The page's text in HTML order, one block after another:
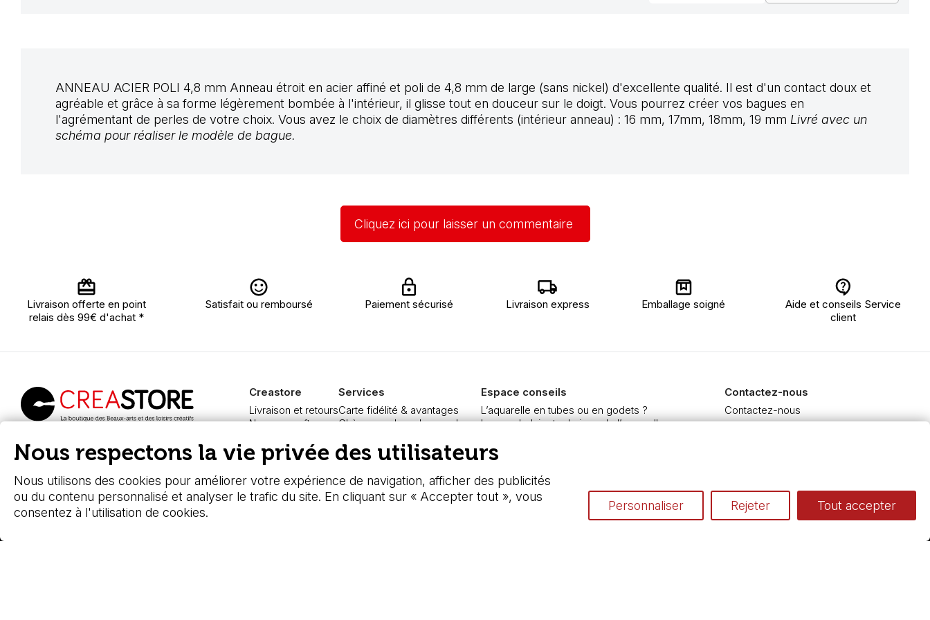
ANNEAU ACIER POLI 4,8 mm Anneau étroit en acier affiné et poli de 4,8 mm de large (sans nickel) d'excellente qualité. Il est d'un contact doux et
agréable et grâce à sa forme légèrement bombée à l'intérieur, il glisse tout en douceur sur le doigt. Vous pourrez créer vos bagues en
l'agrémentant de perles de votre choix. Vous avez le choix de diamètres différents (intérieur anneau) : 16 mm, 17mm, 18mm, 19 mm Livré avec un
schéma pour réaliser le modèle de bague.
Cliquez ici pour laisser un commentaire
Livraison offerte en point
relais dès 99€ d'achat *
Satisfait ou remboursé Paiement sécurisé Livraison express Emballage soigné
Aide et conseils Service
client
fournitures beaux-arts
Creastore
Livraison et retours
Nous connaître
FAQ
Boutique à Angers
Services
Carte fidélité & avantages
Chèque cadeau, bon cadeaux
Pass culture - mode d'emploi
Nos promotions en cours
Espace conseils
L’aquarelle en tubes ou en godets ?
Le vocabulaire technique de l’aquarelle
Préparer une toile pour peinture à l'huile et acrylique
Nettoyage et entretien des pinceaux
Contactez-nous
Contactez-nous
Nous respectons la vie privée des utilisateurs
Nous utilisons des cookies pour améliorer votre expérience de navigation, afficher des publicités
ou du contenu personnalisé et analyser le trafic du site. En cliquant sur « Accepter tout », vous
consentez à l'utilisation de cookies.
Personnaliser Rejeter Tout accepter